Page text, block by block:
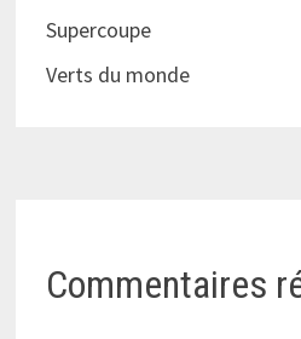
Supercoupe
Verts du monde
Commentaires